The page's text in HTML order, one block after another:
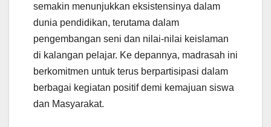
semakin menunjukkan eksistensinya dalam
dunia pendidikan, terutama dalam
pengembangan seni dan nilai-nilai keislaman
di kalangan pelajar. Ke depannya, madrasah ini
berkomitmen untuk terus berpartisipasi dalam
berbagai kegiatan positif demi kemajuan siswa
dan Masyarakat.